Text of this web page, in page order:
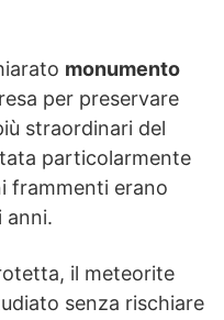
monumento
per preservare
straordinari del
particolarmente
frammenti erano
anni.
il meteorite
senza rischiare